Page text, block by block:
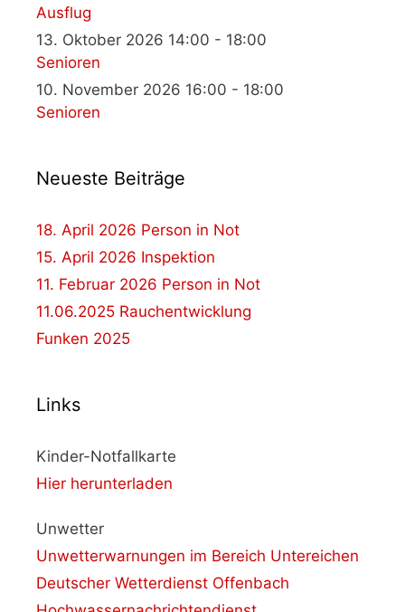
Ausflug
13. Oktober 2026 14:00 - 18:00
Senioren
10. November 2026 16:00 - 18:00
Senioren
Neueste Beiträge
18. April 2026 Person in Not
15. April 2026 Inspektion
11. Februar 2026 Person in Not
11.06.2025 Rauchentwicklung
Funken 2025
Links
Kinder-Notfallkarte
Hier herunterladen
Unwetter
Unwetterwarnungen im Bereich Untereichen
Deutscher Wetterdienst Offenbach